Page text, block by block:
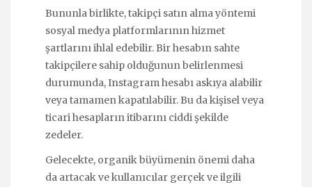
Bununla birlikte, takipçi satın alma yöntemi
sosyal medya platformlarının hizmet
şartlarını ihlal edebilir. Bir hesabın sahte
takipçilere sahip olduğunun belirlenmesi
durumunda, Instagram hesabı askıya alabilir
veya tamamen kapatılabilir. Bu da kişisel veya
ticari hesapların itibarını ciddi şekilde
zedeler.
Gelecekte, organik büyümenin önemi daha
da artacak ve kullanıcılar gerçek ve ilgili